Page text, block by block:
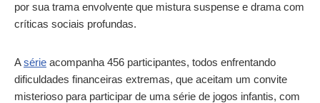
por sua trama envolvente que mistura suspense e drama com
críticas sociais profundas.
Asérie acompanha 456 participantes, todos enfrentando
dificuldades financeiras extremas, que aceitam um convite
misterioso para participar de uma série de jogos infantis, com